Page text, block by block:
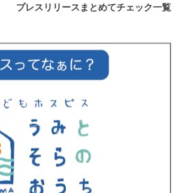
プレスリリースまとめてチェック一覧